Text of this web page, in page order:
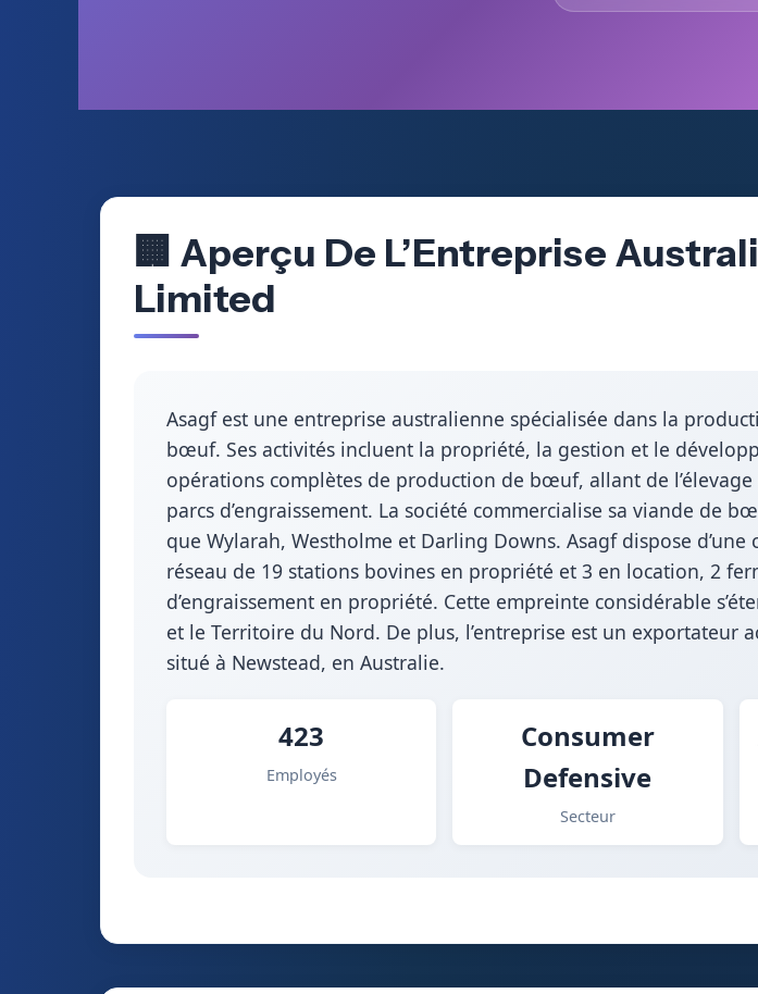
🏢 Aperçu De L’Entreprise
Limited
Asagf est une entreprise australienne spécialisée dans la
bœuf. Ses activités incluent la propriété, la gestion et le
opérations complètes de production de bœuf, allant de
parcs d’engraissement. La société commercialise sa viande de
que Wylarah, Westholme et Darling Downs. Asagf dispose
réseau de 19 stations bovines en propriété et 3 en location, 2
d’engraissement en propriété. Cette empreinte considérable
et le Territoire du Nord. De plus, l’entreprise est un exportateur
situé à Newstead, en Australie.
423
Employés
Consumer
Defensive
Secteur